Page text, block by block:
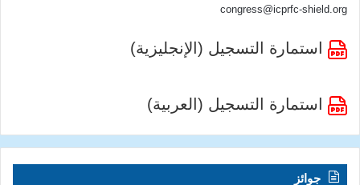
congress@icprfc-shield.org
استمارة التسجيل (الإنجليزية)
استمارة التسجيل (العربية)
جوائز